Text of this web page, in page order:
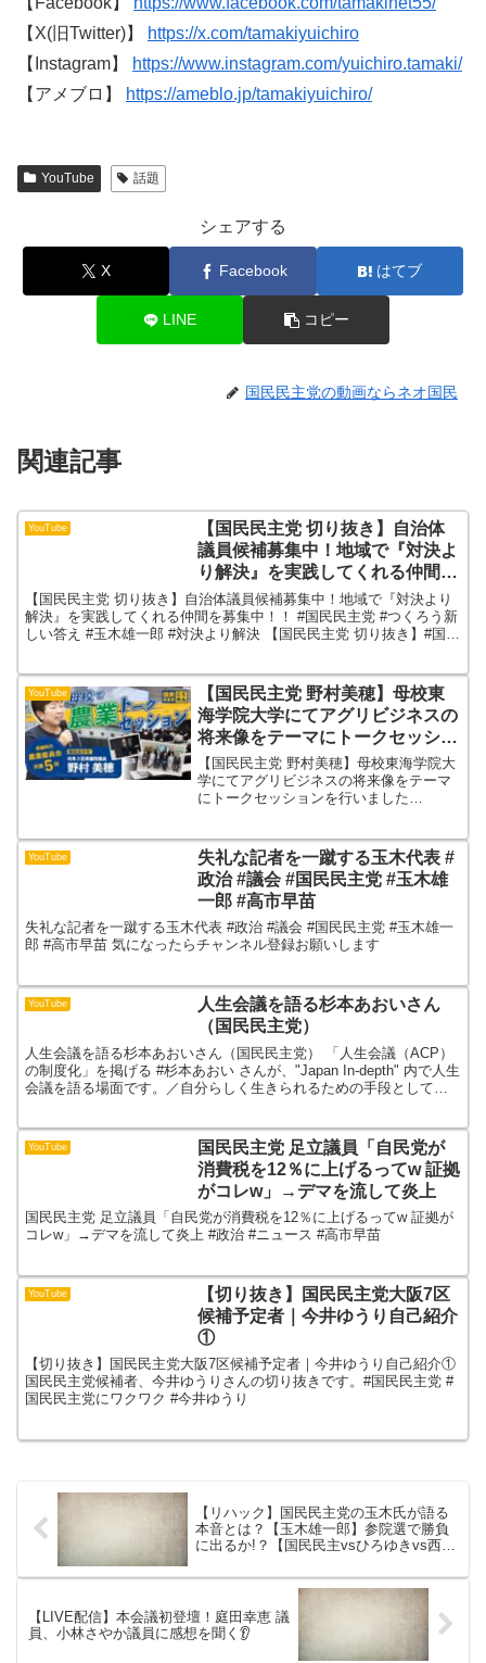
【X(旧Twitter)】
https://x.com/tamakiyuichiro
【Instagram】
https://www.instagram.com/yuichiro.tamaki/
【アメブロ】
https://ameblo.jp/tamakiyuichiro/
YouTube 話題
シェアする
X Facebook はてブ
LINE コピー
国民民主党の動画ならネオ国民
関連記事
YouTube
【国民民主党 切り抜き】自治体
議員候補募集中！地域で『対決よ
り解決』を実践してくれる仲間を
募集中！！ #国民民主党 #つくろ
う新しい答え #玉木雄一郎 #対決
より解決
【国民民主党 切り抜き】自治体議員候補募集中！地域で『対決より
解決』を実践してくれる仲間を募集中！！ #国民民主党 #つくろう新
しい答え #玉木雄一郎 #対決より解決 【国民民主党 切り抜き】#国民
YouTube
【国民民主党 野村美穂】母校東
海学院大学にてアグリビジネスの
将来像をテーマにトークセッショ
ンを行いました（26/7/4)
【国民民主党 野村美穂】母校東海学院大
学にてアグリビジネスの将来像をテーマ
にトークセッションを行いました
ークセッションスタート03:18 岐阜県
議...
YouTube
失礼な記者を一蹴する玉木代表 #
政治 #議会 #国民民主党 #玉木雄
一郎 #高市早苗
失礼な記者を一蹴する玉木代表 #政治 #議会 #国民民主党 #玉木雄一
郎 #高市早苗 気になったらチャンネル登録お願いします
YouTube
人生会議を語る杉本あおいさん
（国民民主党）
人生会議を語る杉本あおいさん（国民民主党） 「人生会議（ACP）
の制度化」を掲げる #杉本あおい さんが、"Japan In-depth" 内で人生
会議を語る場面です。／自分らしく生きられるための手段として人
YouTube
国民民主党 足立議員「自民党が
消費税を12％に上げるってw 証拠
がコレw」→デマを流して炎上
国民民主党 足立議員「自民党が消費税を12％に上げるってw 証拠が
コレw」→デマを流して炎上 #政治 #ニュース #高市早苗
YouTube
【切り抜き】国民民主党大阪7区
候補予定者｜今井ゆうり自己紹介
①
【切り抜き】国民民主党大阪7区候補予定者｜今井ゆうり自己紹介①
国民民主党候補者、今井ゆうりさんの切り抜きです。#国民民主党 #
国民民主党にワクワク #今井ゆうり
【リハック】国民民主党の玉木氏が語る
本音とは？【玉木雄一郎】参院選で勝負
に出るか!？【国民民主vsひろゆきvs西田
【LIVE配信】本会議初登壇！庭田幸恵 議
員、小林さやか議員に感想を聞く👂